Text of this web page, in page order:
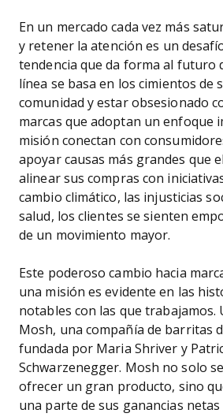
En un mercado cada vez más
y retener la atención es un
tendencia que da forma al futuro
línea se basa en los cimientos de
comunidad y estar obsesionado
marcas que adoptan un enfoque
misión conectan con
apoyar causas más grandes que
alinear sus compras con
cambio climático, las injusticias
salud, los clientes se sienten
de un movimiento mayor.
Este poderoso cambio hacia
una misión es evidente en las
notables con las que trabajamos.
Mosh, una compañía de barritas
fundada por Maria Shriver y
Schwarzenegger. Mosh no solo
ofrecer un gran producto, sino
una parte de sus ganancias